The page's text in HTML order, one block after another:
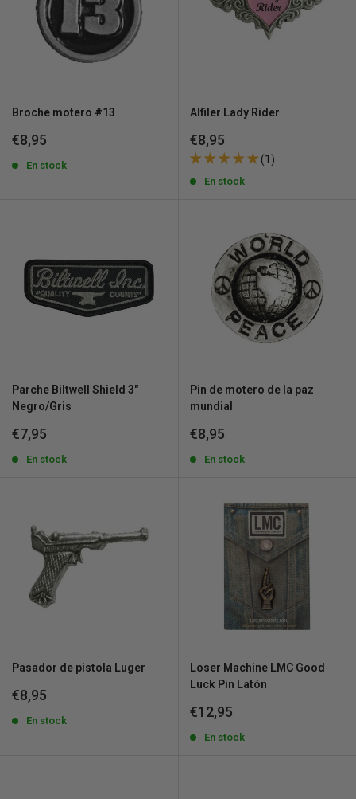
Broche motero #13
Precio
venta
€8,95
En stock
Alfiler Lady Rider
Precio
de
venta
€8,95
(1)
En stock
Parche Biltwell Shield 3"
Negro/Gris
Precio
venta
€7,95
En stock
Pin de motero de la paz
mundial
Precio
venta
€8,95
En stock
Pasador de pistola Luger
Precio
venta
€8,95
En stock
Loser Machine LMC Good
Luck Pin Latón
Precio
venta
€12,95
En stock